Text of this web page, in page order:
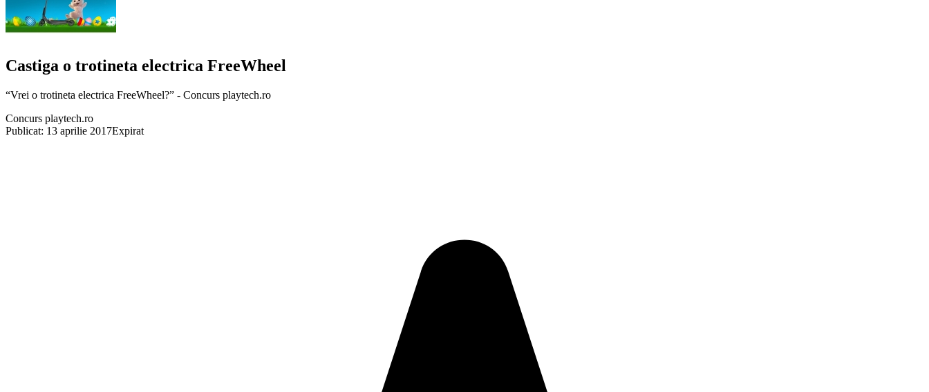
Castiga o trotineta electrica FreeWheel
“Vrei o trotineta electrica FreeWheel?” - Concurs playtech.ro
Concurs playtech.ro
Publicat: 13 aprilie 2017Expirat